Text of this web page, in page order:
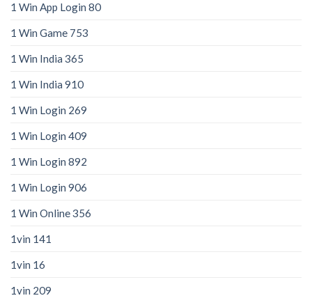
1 Win App Login 80
1 Win Game 753
1 Win India 365
1 Win India 910
1 Win Login 269
1 Win Login 409
1 Win Login 892
1 Win Login 906
1 Win Online 356
1vin 141
1vin 16
1vin 209